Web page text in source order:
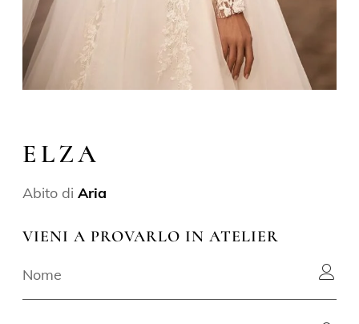
ELZA
Abito diAria
VIENI A PROVARLO IN ATELIER